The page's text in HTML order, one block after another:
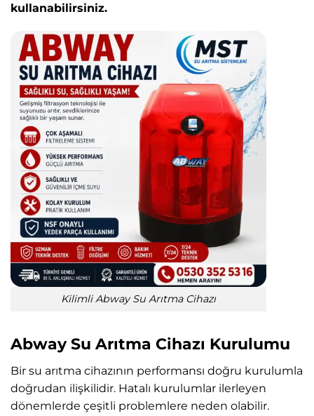
kullanabilirsiniz.
Kilimli Abway Su Arıtma Cihazı
Abway Su Arıtma Cihazı Kurulumu
Bir su arıtma cihazının performansı doğru kurulumla
doğrudan ilişkilidir. Hatalı kurulumlar ilerleyen
dönemlerde çeşitli problemlere neden olabilir.